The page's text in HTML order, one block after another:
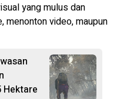
yang mulus dan
menonton video, maupun
Hektare